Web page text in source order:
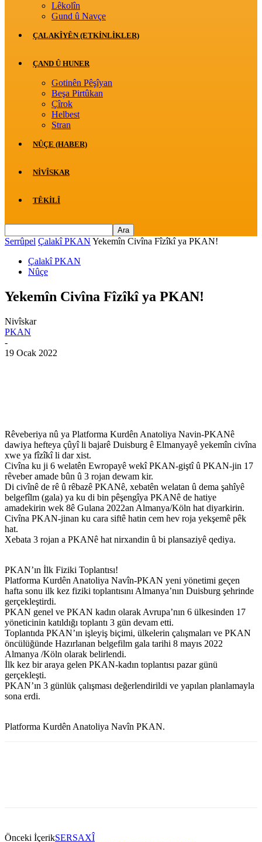
Lêkolîn
Gund û Navçe
ÇALAKÎYÊN (ETKINLIKLER)
ÇAND Û HUNER
Gotinên Pêşîyan
Beşa Pirtûkan
Çîrok
Helbest
Stran
NÛÇE (HABER)
NIVÎSKAR
TÊKILÎ
Serrûpel Çalakî PKAN Yekemîn Civîna Fîzîkî ya PKAN!
Çalakî PKAN
Nûçe
Yekemîn Civîna Fîzîkî ya PKAN!
Nivîskar
PKAN
-
19 Ocak 2022
Rêveberiya nû ya Platforma Kurdên Anatoliya Navin-PKANê
dawiya hefteya çûyî li bajarê Duisburg ê Elmanyayê yekemîn civîna
xwe ya fîzîkî li dar xist.
Civîna ku ji 6 welatên Ewropayê wekî PKAN-giştî û PKAN-jin 17
rêveber amade bûn û 3 rojan dewam kir.
Di civînê de rê û rêbazê PKANê, xebatên welatan û dema şahîyê
belgefîlm (gala) ya ku di bin pêşengîya PKANê de hatiye
amadekirin wek 8ê Gulana 2022an Almanya/Köln hat diyarkirin.
Civîna PKAN-jinan ku cara siftê hatin cem hev roja yekşemê pêk
hat.
Xebata 3 rojan a PKANê hat nirxandin û bi plansaziyê qediya.
PKAN’ın İlk Fiziki Toplantısı!
Platforma Kurdên Anatoliya Navîn-PKAN yeni yönetimi geçen
hafta sonu ilk kez fiziki toplantısını Almanya’nın Duisburg şehrinde
gerçekleştirdi.
PKAN genel ve PKAN kadın olarak Avrupa’nın 6 ülkesinden 17
yöneticinin katıldığı toplantı 3 gün devam etti.
Toplantıda PKAN’ın işleyiş biçimi, ülkelerin çalışmaları ve PKAN
öncülüğünde Hazırlanan belgefilm gala tarihi 8 mayıs 2022
Almanya /Köln olarak belirlendi.
İlk kez bir araya gelen PKAN-kadın toplantısı pazar günü
gerçekleşti.
PKAN’ın 3 günlük çalışması değerlendirildi ve yapılan planlamayla
sona erdi.
Platforma Kurdên Anatoliya Navîn PKAN.
Önceki İçerikSERSAXÎ